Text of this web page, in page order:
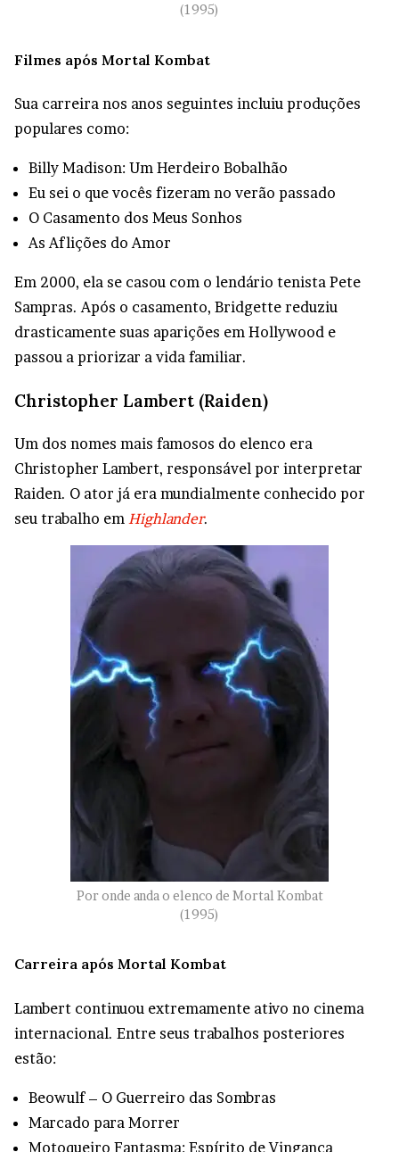
(1995)
Filmes após Mortal Kombat
Sua carreira nos anos seguintes incluiu produções
populares como:
Billy Madison: Um Herdeiro Bobalhão
Eu sei o que vocês fizeram no verão passado
O Casamento dos Meus Sonhos
As Aflições do Amor
Em 2000, ela se casou com o lendário tenista Pete
Sampras. Após o casamento, Bridgette reduziu
drasticamente suas aparições em Hollywood e
passou a priorizar a vida familiar.
Christopher Lambert (Raiden)
Um dos nomes mais famosos do elenco era
Christopher Lambert, responsável por interpretar
Raiden. O ator já era mundialmente conhecido por
seu trabalho em Highlander.
Por onde anda o elenco de Mortal Kombat
(1995)
Carreira após Mortal Kombat
Lambert continuou extremamente ativo no cinema
internacional. Entre seus trabalhos posteriores
estão:
Beowulf – O Guerreiro das Sombras
Marcado para Morrer
Motoqueiro Fantasma: Espírito de Vingança